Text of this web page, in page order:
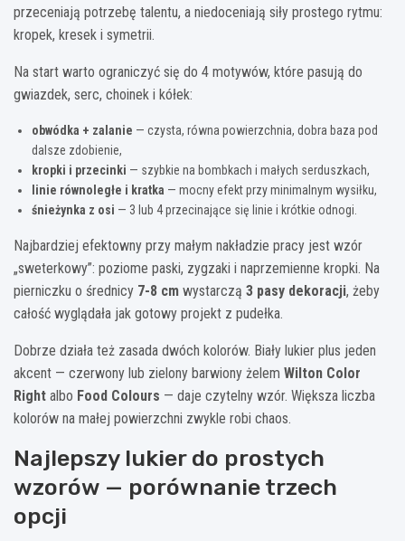
przeceniają potrzebę talentu, a niedoceniają siły prostego rytmu:
kropek, kresek i symetrii.
Na start warto ograniczyć się do 4 motywów, które pasują do
gwiazdek, serc, choinek i kółek:
obwódka + zalanie — czysta, równa powierzchnia, dobra baza pod
dalsze zdobienie,
kropki i przecinki — szybkie na bombkach i małych serduszkach,
linie równoległe i kratka — mocny efekt przy minimalnym wysiłku,
śnieżynka z osi — 3 lub 4 przecinające się linie i krótkie odnogi.
Najbardziej efektowny przy małym nakładzie pracy jest wzór
„sweterkowy”: poziome paski, zygzaki i naprzemienne kropki. Na
pierniczku o średnicy 7-8 cm wystarczą 3 pasy dekoracji, żeby
całość wyglądała jak gotowy projekt z pudełka.
Dobrze działa też zasada dwóch kolorów. Biały lukier plus jeden
akcent — czerwony lub zielony barwiony żelem Wilton Color
Right albo Food Colours — daje czytelny wzór. Większa liczba
kolorów na małej powierzchni zwykle robi chaos.
Najlepszy lukier do prostych
wzorów — porównanie trzech
opcji